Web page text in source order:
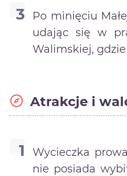
Po minięciu
udając się w
Walimskiej,
Atrakcje i
Wycieczka
nie posiada